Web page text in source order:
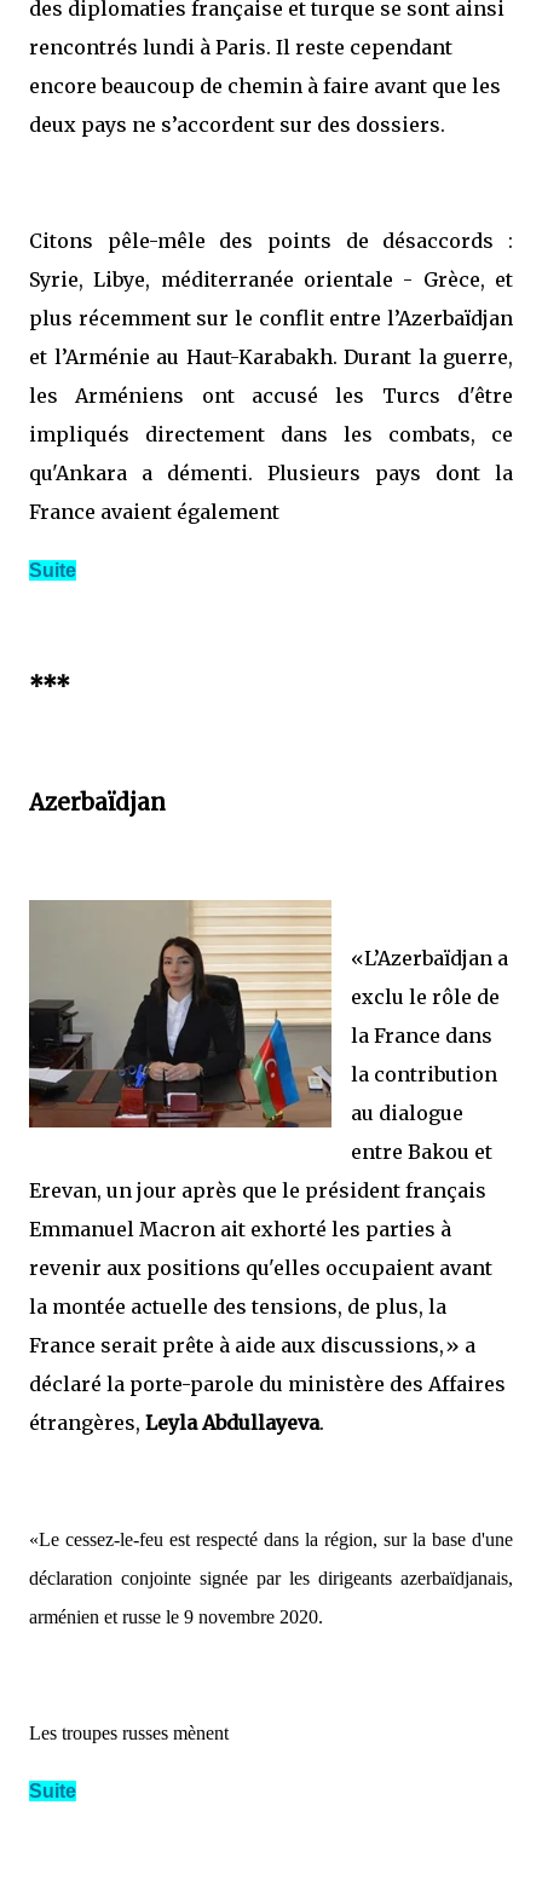
des diplomaties française et turque se sont ainsi
rencontrés lundi à Paris. Il reste cependant
encore beaucoup de chemin à faire avant que les
deux pays ne s’accordent sur des dossiers.
Citons pêle-mêle des points de désaccords :
Syrie, Libye, méditerranée orientale - Grèce, et
plus récemment sur le conflit entre l’Azerbaïdjan
et l’Arménie au Haut-Karabakh. Durant la guerre,
les Arméniens ont accusé les Turcs d'être
impliqués directement dans les combats, ce
qu'Ankara a démenti. Plusieurs pays dont la
France avaient également
Suite
***
Azerbaïdjan
«L’Azerbaïdjan a
exclu le rôle de
la France dans
la contribution
au dialogue
entre Bakou et
Erevan, un jour après que le président français
Emmanuel Macron ait exhorté les parties à
revenir aux positions qu'elles occupaient avant
la montée actuelle des tensions, de plus, la
France serait prête à aide aux discussions,» a
déclaré la porte-parole du ministère des Affaires
étrangères, Leyla Abdullayeva.
«Le cessez-le-feu est respecté dans la région, sur la base d'une
déclaration conjointe signée par les dirigeants azerbaïdjanais,
arménien et russe le 9 novembre 2020.
Les troupes russes mènent
Suite